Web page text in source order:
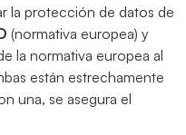
la protección de datos de
(normativa europea) y
la normativa europea al
están estrechamente
una, se asegura el